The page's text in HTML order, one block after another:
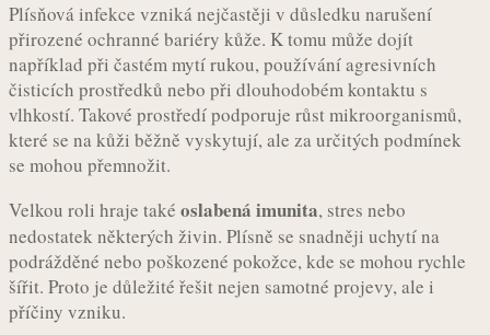
Plísňová infekce vzniká nejčastěji v důsledku narušení
přirozené ochranné bariéry kůže. K tomu může dojít
například při častém mytí rukou, používání agresivních
čisticích prostředků nebo při dlouhodobém kontaktu s
vlhkostí. Takové prostředí podporuje růst mikroorganismů,
které se na kůži běžně vyskytují, ale za určitých podmínek
se mohou přemnožit.
Velkou roli hraje také oslabená imunita, stres nebo
nedostatek některých živin. Plísně se snadněji uchytí na
podrážděné nebo poškozené pokožce, kde se mohou rychle
šířit. Proto je důležité řešit nejen samotné projevy, ale i
příčiny vzniku.